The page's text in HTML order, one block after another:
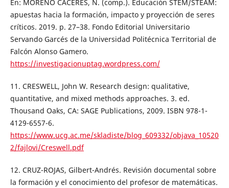
En: MORENO CÁCERES, N. (comp.). Educación STEM/STEAM:
apuestas hacia la formación, impacto y proyección de seres
críticos. 2019. p. 27–38. Fondo Editorial Universitario
Servando Garcés de la Universidad Politécnica Territorial de
Falcón Alonso Gamero.
https://investigacionuptag.wordpress.com/
11. CRESWELL, John W. Research design: qualitative,
quantitative, and mixed methods approaches. 3. ed.
Thousand Oaks, CA: SAGE Publications, 2009. ISBN 978-1-
4129-6557-6.
https://www.ucg.ac.me/skladiste/blog_609332/objava_10520
2/fajlovi/Creswell.pdf
12. CRUZ-ROJAS, Gilbert-Andrés. Revisión documental sobre
la formación y el conocimiento del profesor de matemáticas.